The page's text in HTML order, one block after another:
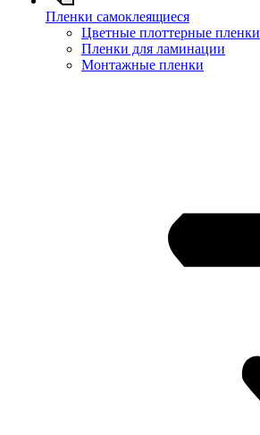
Пленки самоклеящиеся
Цветные плоттерные пленки
Пленки для ламинации
Монтажные пленки